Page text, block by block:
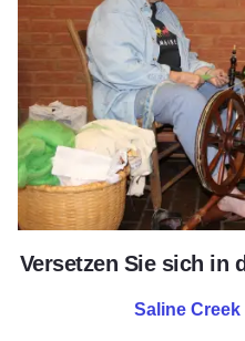
Versetzen Sie sich in
Saline